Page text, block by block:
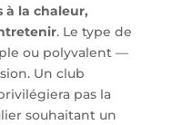
à la chaleur,
. Le type de
ou polyvalent —
Un club
pas la
souhaitant un